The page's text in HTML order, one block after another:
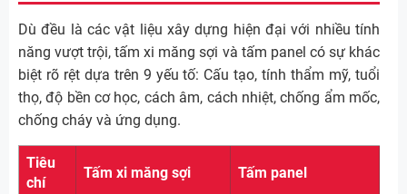
Dù đều là các vật liệu xây dựng hiện đại với nhiều tính
năng vượt trội, tấm xi măng sợi và tấm panel có sự khác
biệt rõ rệt dựa trên 9 yếu tố: Cấu tạo, tính thẩm mỹ, tuổi
thọ, độ bền cơ học, cách âm, cách nhiệt, chống ẩm mốc,
chống cháy và ứng dụng.
Tiêu
chí
Tấm xi măng sợi Tấm panel